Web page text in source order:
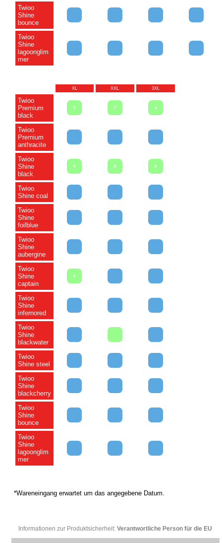
Twioo
Shine
bounce
Twioo
Shine
lagoonglim
mer
XL XXL 3XL
Twioo
Premium
black
9 7 4
Twioo
Premium
anthracite
Twioo
Shine
black
9 8 8
Twioo
Shine coal
Twioo
Shine
foilblue
Twioo
Shine
aubergine
Twioo
Shine
captain
6
Twioo
Shine
infernored
Twioo
Shine
blackwater
Twioo
Shine steel
Twioo
Shine
blackcherry
Twioo
Shine
bounce
Twioo
Shine
lagoonglim
mer
*Wareneingang erwartet um das angegebene Datum.
Informationen zur Produktsicherheit:Verantwortliche Person für die EU